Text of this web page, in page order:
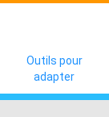
Outils pour
adapter